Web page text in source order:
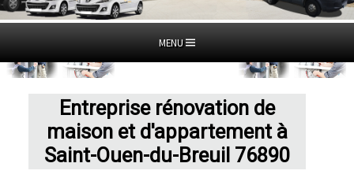
MENU
Entreprise rénovation de
maison et d'appartement à
Saint-Ouen-du-Breuil 76890